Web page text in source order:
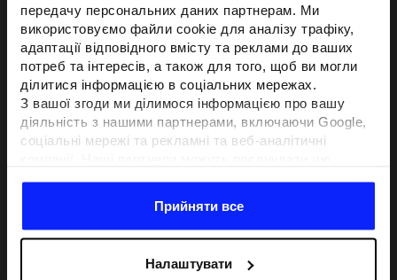
передачу персональних даних партнерам. Ми
використовуємо файли cookie для аналізу трафіку,
адаптації відповідного вмісту та реклами до ваших
потреб та інтересів, а також для того, щоб ви могли
ділитися інформацією в соціальних мережах.
З вашої згоди ми ділимося інформацією про вашу
діяльність з нашими партнерами, включаючи Google,
соціальні мережі та рекламні та веб-аналітичні
отримують у результаті використання вами їхніх
послуг.З вашої згоди ми також можемо ділитися
з метою націлювання та покращення відображення
Прийняти все
Налаштувати